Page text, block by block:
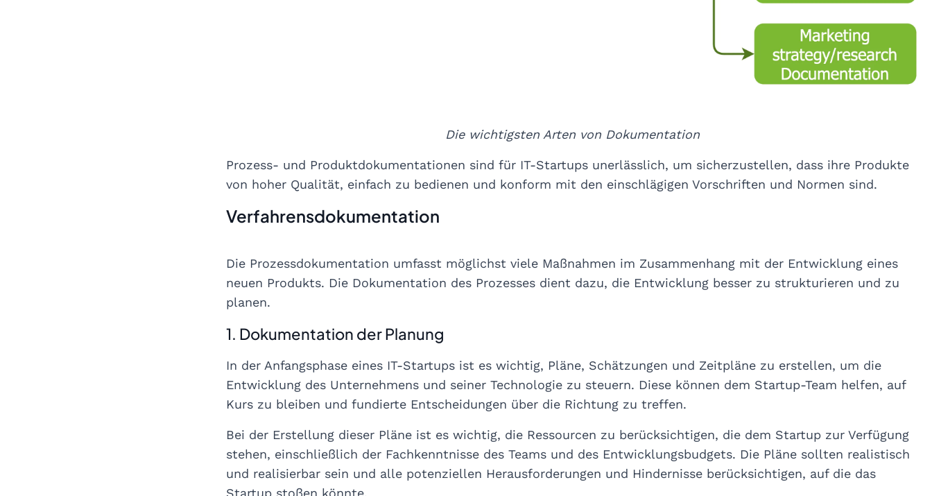
Die wichtigsten Arten von Dokumentation
Prozess- und Produktdokumentationen sind für IT-Startups unerlässlich, um sicherzustellen, dass ihre Produkte
von hoher Qualität, einfach zu bedienen und konform mit den einschlägigen Vorschriften und Normen sind.
Verfahrensdokumentation
Die Prozessdokumentation umfasst möglichst viele Maßnahmen im Zusammenhang mit der Entwicklung eines
neuen Produkts. Die Dokumentation des Prozesses dient dazu, die Entwicklung besser zu strukturieren und zu
planen.
1. Dokumentation der Planung
In der Anfangsphase eines IT-Startups ist es wichtig, Pläne, Schätzungen und Zeitpläne zu erstellen, um die
Entwicklung des Unternehmens und seiner Technologie zu steuern. Diese können dem Startup-Team helfen, auf
Kurs zu bleiben und fundierte Entscheidungen über die Richtung zu treffen.
Bei der Erstellung dieser Pläne ist es wichtig, die Ressourcen zu berücksichtigen, die dem Startup zur Verfügung
stehen, einschließlich der Fachkenntnisse des Teams und des Entwicklungsbudgets. Die Pläne sollten realistisch
und realisierbar sein und alle potenziellen Herausforderungen und Hindernisse berücksichtigen, auf die das
Startup stoßen könnte.